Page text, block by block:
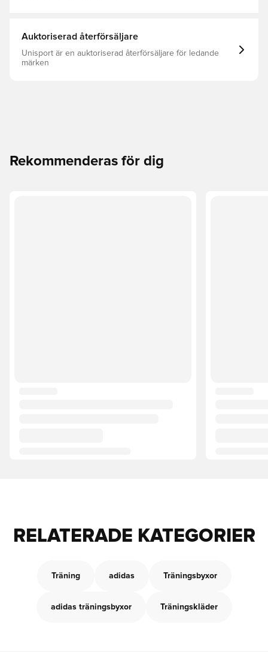
Auktoriserad återförsäljare
Unisport är en auktoriserad återförsäljare för ledande
märken
Rekommenderas för dig
RELATERADE KATEGORIER
Träning adidas Träningsbyxor
adidas träningsbyxor Träningskläder